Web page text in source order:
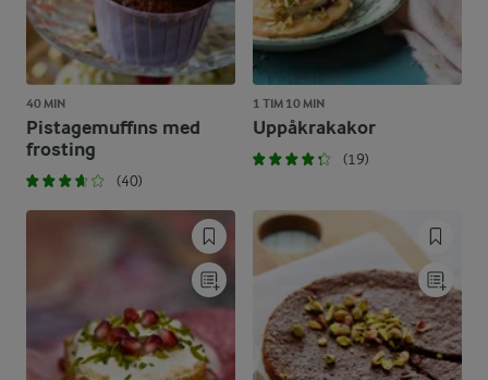
40 MIN
Pistagemuffins med
frosting
(40)
1 TIM 10 MIN
Uppåkrakakor
(19)